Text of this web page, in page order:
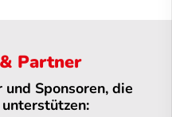
Partner
Sponsoren, die